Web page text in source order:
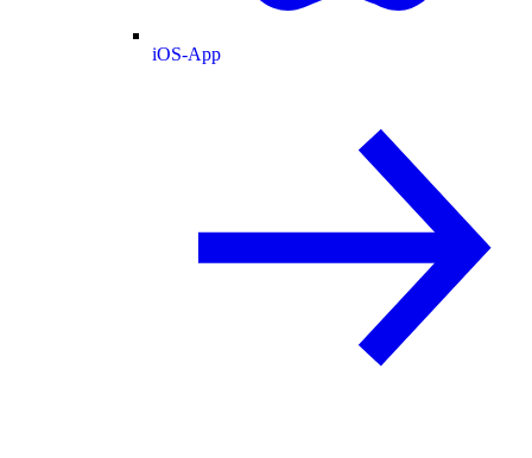
iOS-App